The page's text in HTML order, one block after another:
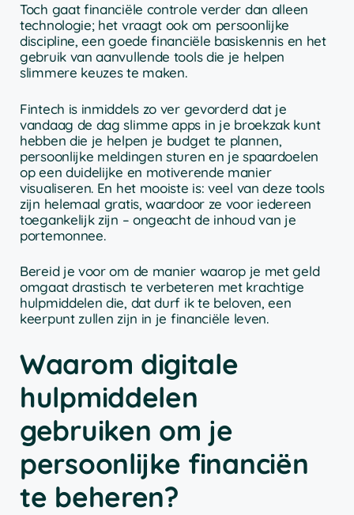
Toch gaat financiële controle verder dan alleen
technologie; het vraagt ook om persoonlijke
discipline, een goede financiële basiskennis en het
gebruik van aanvullende tools die je helpen
slimmere keuzes te maken.
Fintech is inmiddels zo ver gevorderd dat je
vandaag de dag slimme apps in je broekzak kunt
hebben die je helpen je budget te plannen,
persoonlijke meldingen sturen en je spaardoelen
op een duidelijke en motiverende manier
visualiseren. En het mooiste is: veel van deze tools
zijn helemaal gratis, waardoor ze voor iedereen
toegankelijk zijn – ongeacht de inhoud van je
portemonnee.
Bereid je voor om de manier waarop je met geld
omgaat drastisch te verbeteren met krachtige
hulpmiddelen die, dat durf ik te beloven, een
keerpunt zullen zijn in je financiële leven.
Waarom digitale
hulpmiddelen
gebruiken om je
persoonlijke financiën
te beheren?